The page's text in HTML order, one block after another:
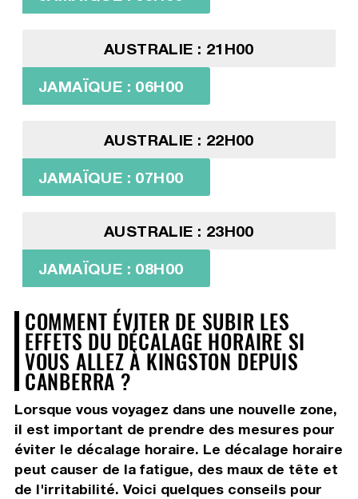
AUSTRALIE : 21H00
JAMAÏQUE : 06H00
AUSTRALIE : 22H00
JAMAÏQUE : 07H00
AUSTRALIE : 23H00
JAMAÏQUE : 08H00
COMMENT ÉVITER DE SUBIR LES
EFFETS DU DÉCALAGE HORAIRE SI
VOUS ALLEZ À KINGSTON DEPUIS
CANBERRA ?
Lorsque vous voyagez dans une nouvelle zone,
il est important de prendre des mesures pour
éviter le décalage horaire. Le décalage horaire
peut causer de la fatigue, des maux de tête et
de l'irritabilité. Voici quelques conseils pour